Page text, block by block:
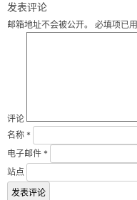
发表评论
邮箱地址不会被公开。 必填项已用
评论
名称 *
电子邮件 *
站点